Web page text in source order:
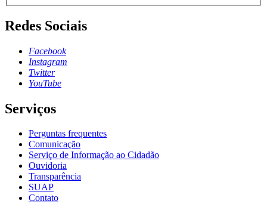
Redes Sociais
Facebook
Instagram
Twitter
YouTube
Serviços
Perguntas frequentes
Comunicação
Serviço de Informação ao Cidadão
Ouvidoria
Transparência
SUAP
Contato